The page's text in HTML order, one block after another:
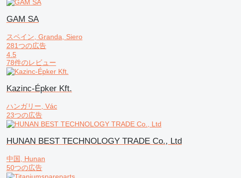
GAM SA
スペイン, Granda, Siero
281つの広告
4.5
78件のレビュー
Kazinc-Épker Kft.
ハンガリー, Vác
23つの広告
HUNAN BEST TECHNOLOGY TRADE Co., Ltd
中国, Hunan
50つの広告